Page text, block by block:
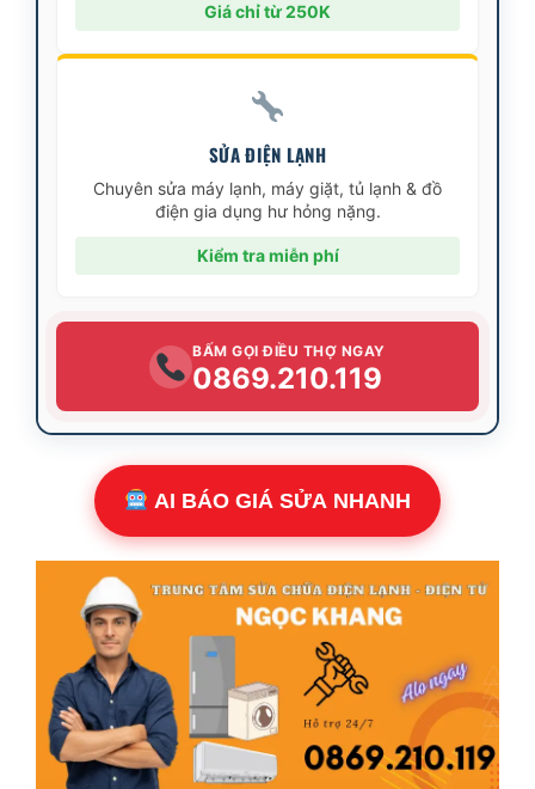
Giá chỉ từ 250K
SỬA ĐIỆN LẠNH
Chuyên sửa máy lạnh, máy giặt, tủ lạnh & đồ
điện gia dụng hư hỏng nặng.
Kiểm tra miễn phí
BẤM GỌI ĐIỀU THỢ NGAY
0869.210.119
AI BÁO GIÁ SỬA NHANH